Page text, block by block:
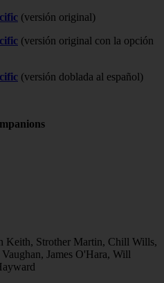
(versión original)
(versión original con la opción
(versión doblada al español)
Keith, Strother Martin, Chill Wills,
James O'Hara, Will